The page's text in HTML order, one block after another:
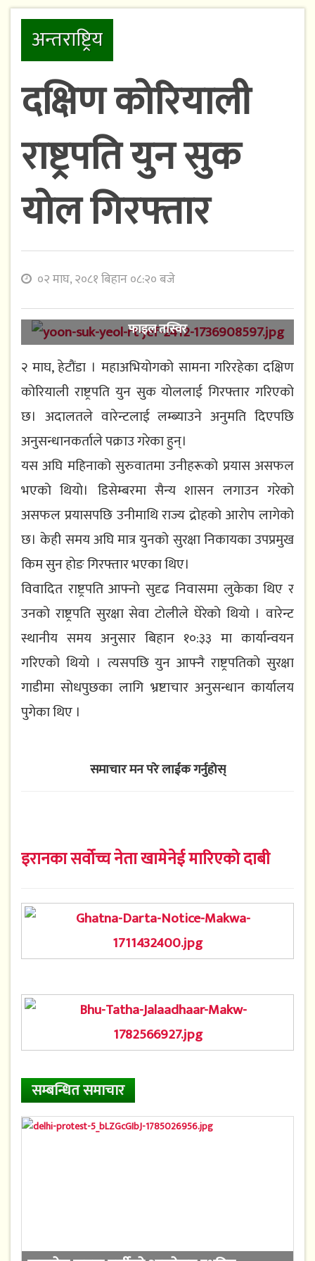
अन्तराष्ट्रिय
दक्षिण कोरियाली
राष्ट्रपति युन सुक
योल गिरफ्तार
०२ माघ, २०८१ बिहान ०८:२० बजे
फाइल तस्विर
२ माघ, हेटौंडा । महाअभियोगको सामना गरिरहेका दक्षिण
कोरियाली राष्ट्रपति युन सुक योललाई गिरफ्तार गरिएको
छ। अदालतले वारेन्टलाई लम्ब्याउने अनुमति दिएपछि
अनुसन्धानकर्ताले पक्राउ गरेका हुन्।
यस अघि महिनाको सुरुवातमा उनीहरूको प्रयास असफल
भएको थियो। डिसेम्बरमा सैन्य शासन लगाउन गरेको
असफल प्रयासपछि उनीमाथि राज्य द्रोहको आरोप लागेको
छ। केही समय अघि मात्र युनको सुरक्षा निकायका उपप्रमुख
किम सुन होङ गिरफ्तार भएका थिए।
विवादित राष्ट्रपति आफ्नो सुदृढ निवासमा लुकेका थिए र
उनको राष्ट्रपति सुरक्षा सेवा टोलीले घेरेको थियो । वारेन्ट
स्थानीय समय अनुसार बिहान १०:३३ मा कार्यान्वयन
गरिएको थियो । त्यसपछि युन आफ्नै राष्ट्रपतिको सुरक्षा
गाडीमा सोधपुछका लागि भ्रष्टाचार अनुसन्धान कार्यालय
पुगेका थिए ।
समाचार मन परे लाईक गर्नुहोस्
इरानका सर्वोच्च नेता खामेनेई मारिएको दाबी
सम्बन्धित समाचार